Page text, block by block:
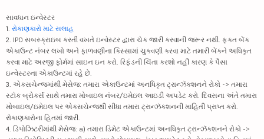
સાવધાન ઇન્વેસ્ટર
1. રોકાણકારો માટે સલાહ
2. IPO સબસ્ક્રાઇબ કરતી વખતે ઇન્વેસ્ટર દ્વારા ચેક જારી કરવાની જરૂર નથી. ફક્ત બેંક
એકાઉન્ટ નંબર લખો અને ફાળવણીના કિસ્સામાં ચુકવણી કરવા માટે તમારી બેંકને અધિકૃત
કરવા માટે અરજી ફોર્મમાં સાઇન ઇન કરો. રિફંડની ચિંતા કરશો નહીં કારણ કે પૈસા
ઇન્વેસ્ટરના એકાઉન્ટમાં રહે છે.
3. એક્સચેન્જમાંથી મેસેજ: તમારા એકાઉન્ટમાં અનધિકૃત ટ્રાન્ઝૅક્શનને રોકો -> તમારા
સ્ટૉક બ્રોકર્સ સાથે તમારા મોબાઇલ નંબર/ઇમેઇલ આઇડી અપડેટ કરો. દિવસના અંતે તમારા
મોબાઇલ/ઇમેઇલ પર એક્સચેન્જથી સીધા તમારા ટ્રાન્ઝૅક્શનની માહિતી પ્રાપ્ત કરો.
રોકાણકારોના હિતમાં જારી.
4. ડિપોઝિટરીમાંથી મેસેજ: a) તમારા ડિમેટ એકાઉન્ટમાં અનધિકૃત ટ્રાન્ઝૅક્શનને રોકો ->